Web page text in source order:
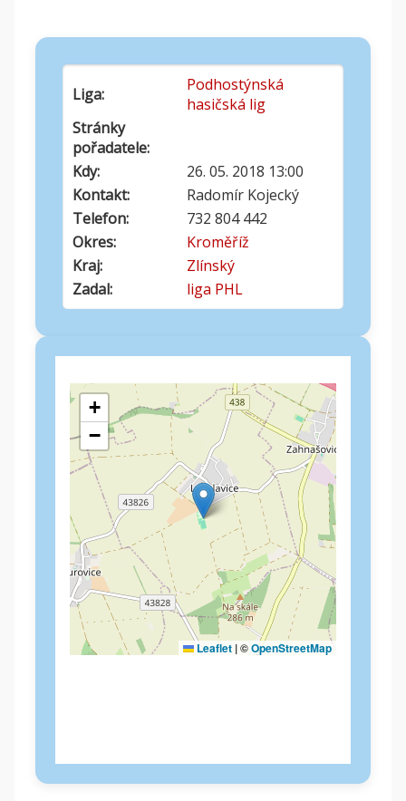
Liga:
Podhostýnská
hasičská lig
Stránky
pořadatele:
Kdy:
26. 05. 2018 13:00
Kontakt:
Radomír Kojecký
Telefon:
732 804 442
Okres:
Kroměříž
Kraj:
Zlínský
Zadal:
liga PHL